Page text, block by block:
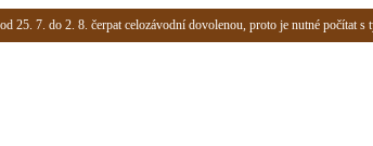
25. 7. do 2. 8. čerpat celozávodní dovolenou, proto je nutné počítat